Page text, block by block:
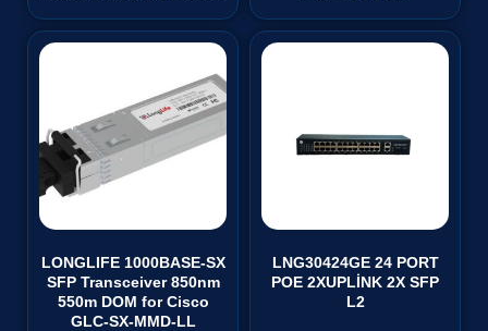
LONGLIFE 1000BASE-SX
SFP Transceiver 850nm
550m DOM for Cisco
GLC-SX-MMD-LL
LNG30424GE 24 PORT
POE 2XUPLİNK 2X SFP
L2